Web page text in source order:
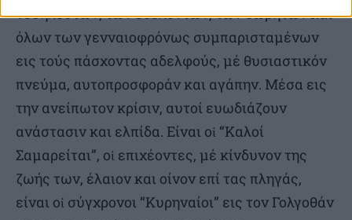
νοσηλευτών, των εθελοντών, των δωρητών και
όλων των γενναιοφρόνως συμπαρισταμένων
εις τούς πάσχοντας αδελφούς, μέ θυσιαστικόν
πνεύμα, αυτοπροσφοράν και αγάπην. Μέσα εις
την ανείπωτον κρίσιν, αυτοί ευωδιάζουν
ανάστασιν και ελπίδα. Είναι οἱ “Καλοί
Σαμαρείται”, οἱ επιχέοντες, μέ κίνδυνον της
ζωής των, έλαιον και οίνον επί τας πληγάς,
είναι οἱ σύγχρονοι “Κυρηναίοι” εις τον Γολγοθάν